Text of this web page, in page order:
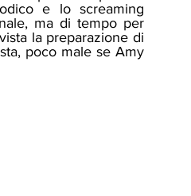
e lo screaming
ma di tempo per
la preparazione di
poco male se Amy